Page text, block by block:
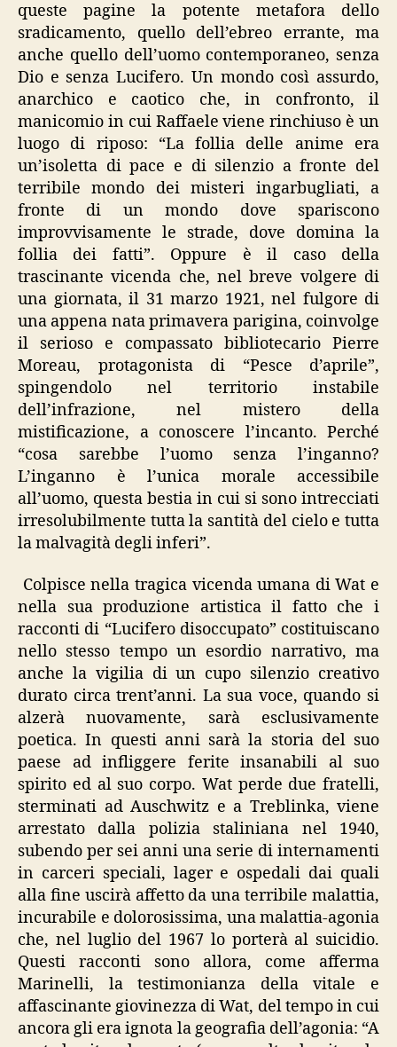
queste pagine la potente metafora dello
sradicamento, quello dell’ebreo errante, ma
anche quello dell’uomo contemporaneo, senza
Dio e senza Lucifero. Un mondo così assurdo,
anarchico e caotico che, in confronto, il
manicomio in cui Raffaele viene rinchiuso è un
luogo di riposo: “La follia delle anime era
un’isoletta di pace e di silenzio a fronte del
terribile mondo dei misteri ingarbugliati, a
fronte di un mondo dove spariscono
improvvisamente le strade, dove domina la
follia dei fatti”. Oppure è il caso della
trascinante vicenda che, nel breve volgere di
una giornata, il 31 marzo 1921, nel fulgore di
una appena nata primavera parigina, coinvolge
il serioso e compassato bibliotecario Pierre
Moreau, protagonista di “Pesce d’aprile”,
spingendolo nel territorio instabile
dell’infrazione, nel mistero della
mistificazione, a conoscere l’incanto. Perché
“cosa sarebbe l’uomo senza l’inganno?
L’inganno è l’unica morale accessibile
all’uomo, questa bestia in cui si sono intrecciati
irresolubilmente tutta la santità del cielo e tutta
la malvagità degli inferi”.
Colpisce nella tragica vicenda umana di Wat e
nella sua produzione artistica il fatto che i
racconti di “Lucifero disoccupato” costituiscano
nello stesso tempo un esordio narrativo, ma
anche la vigilia di un cupo silenzio creativo
durato circa trent’anni. La sua voce, quando si
alzerà nuovamente, sarà esclusivamente
poetica. In questi anni sarà la storia del suo
paese ad infliggere ferite insanabili al suo
spirito ed al suo corpo. Wat perde due fratelli,
sterminati ad Auschwitz e a Treblinka, viene
arrestato dalla polizia staliniana nel 1940,
subendo per sei anni una serie di internamenti
in carceri speciali, lager e ospedali dai quali
alla fine uscirà affetto da una terribile malattia,
incurabile e dolorosissima, una malattia-agonia
che, nel luglio del 1967 lo porterà al suicidio.
Questi racconti sono allora, come afferma
Marinelli, la testimonianza della vitale e
affascinante giovinezza di Wat, del tempo in cui
ancora gli era ignota la geografia dell’agonia: “A